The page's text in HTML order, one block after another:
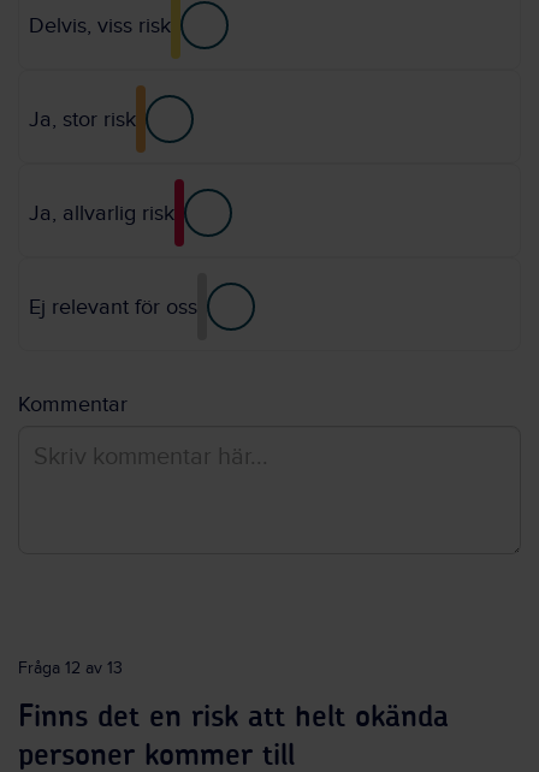
Delvis, viss risk
Ja, stor risk
Ja, allvarlig risk
Ej relevant för oss
Kommentar
Fråga 12 av 13
Finns det en risk att helt okända
personer kommer till